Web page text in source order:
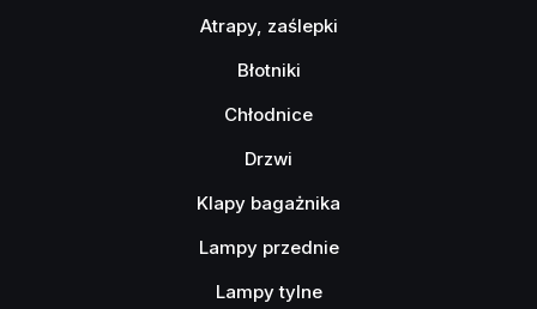
Atrapy, zaślepki
Błotniki
Chłodnice
Drzwi
Klapy bagażnika
Lampy przednie
Lampy tylne